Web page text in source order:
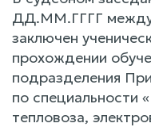
ДД.ММ.ГГГГ
заключен
прохождении
подразделения
по специальности
тепловоза,